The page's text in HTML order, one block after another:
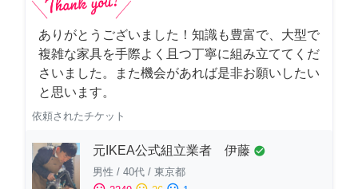
ありがとうございました！知識も豊富で、大型で
複雑な家具を手際よく且つ丁寧に組み立ててくだ
さいました。また機会があれば是非お願いしたい
と思います。
依頼されたチケット
元IKEA公式組立業者 伊藤 check_circle
男性 / 40代 / 東京都